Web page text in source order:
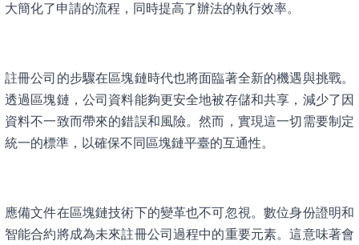
大簡化了申請的流程，同時提高了辦法的執行效率。
註冊公司的步驟在區塊鏈時代也將面臨著全新的機遇與挑戰。
透過區塊鏈，公司資料能夠更安全地被存儲和共享，減少了因
資料不一致而帶來的錯誤和風險。然而，實現這一切需要制定
統一的標準，以確保不同區塊鏈平臺的互通性。
應備文件在區塊鏈技術下的變革也不可忽視。數位身份證明和
智能合約將成為未來註冊公司過程中的重要元素。這意味著會